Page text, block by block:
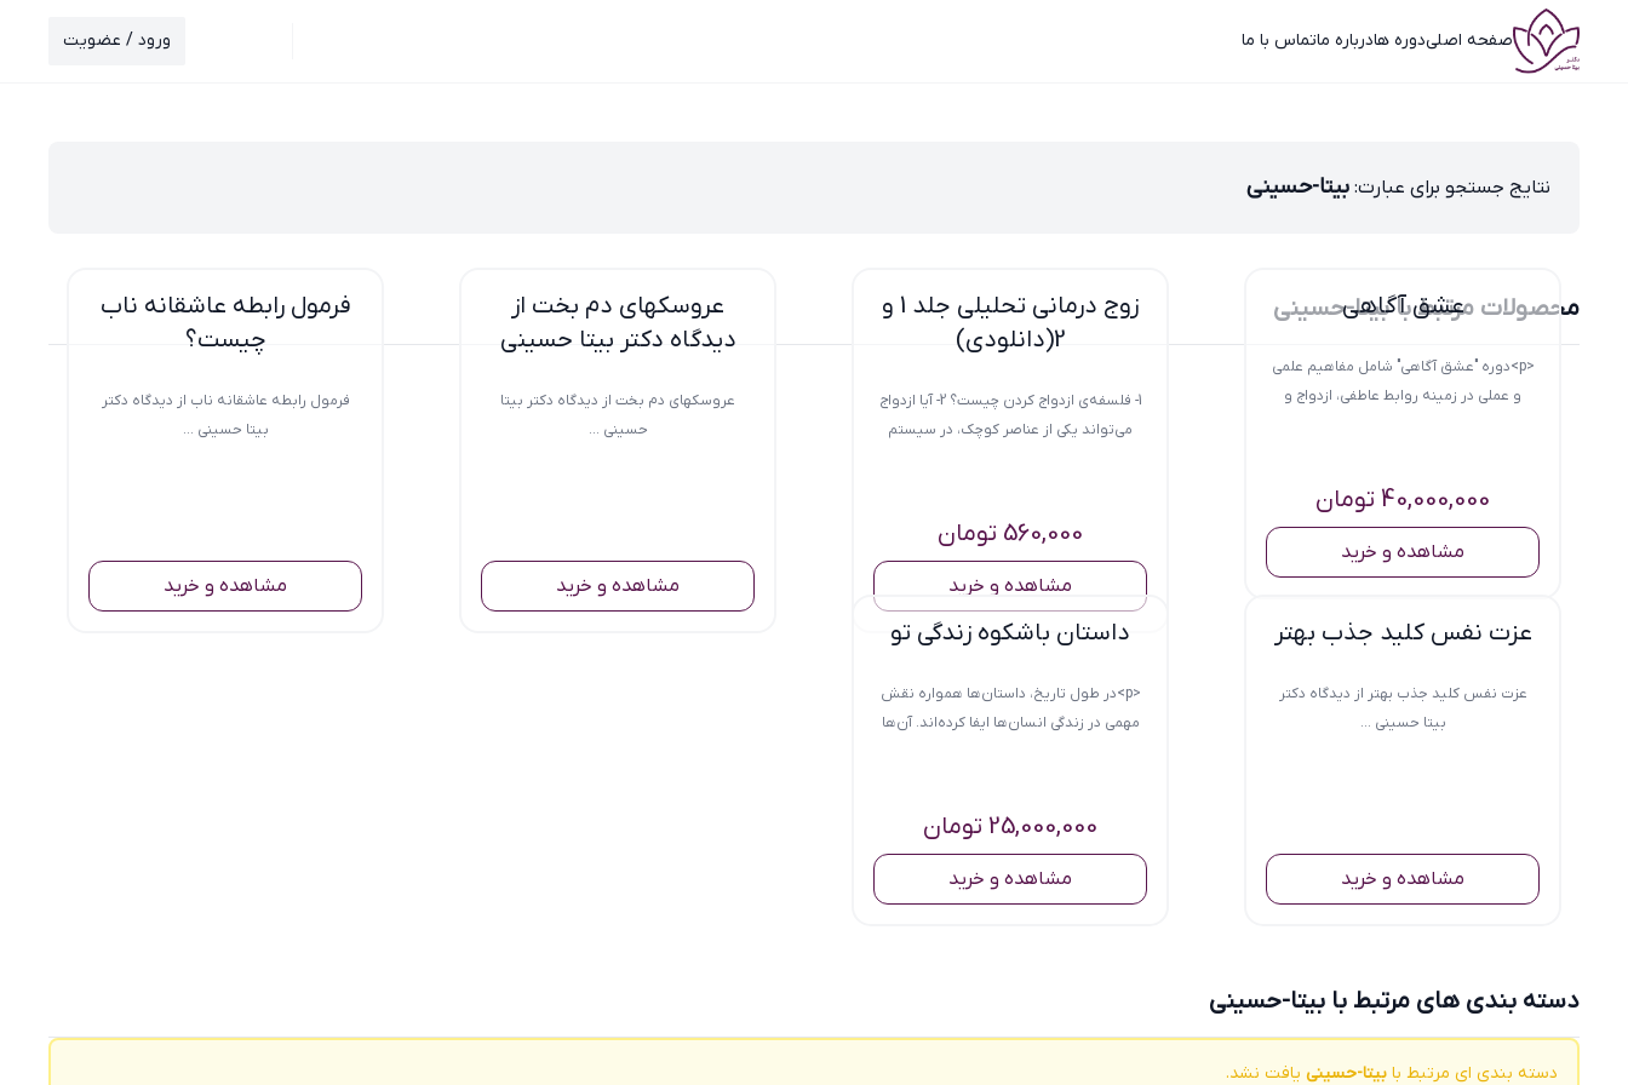
صفحه اصلیدوره هادرباره ماتماس با ما ورود / عضویت
نتایج جستجو برای عبارت: بیتا-حسینی
محصولات مرتبط با بیتا-حسینی
عشق آگاهی
<p>دوره "عشق آگاهی" شامل مفاهیم علمی
و عملی در زمینه روابط عاطفی، ازدواج و
40,000,000 تومان
مشاهده و خرید
زوج درمانی تحلیلی جلد 1 و
2(دانلودی)
1- فلسفه‌ی ازدواج کردن چیست؟ 2- آیا ازدواج
می‌تواند یکی از عناصر کوچک، در سیستم
560,000 تومان
مشاهده و خرید
عروسکهای دم بخت از
دیدگاه دکتر بیتا حسینی
عروسکهای دم بخت از دیدگاه دکتر بیتا
حسینی ...
مشاهده و خرید
فرمول رابطه عاشقانه ناب
چیست؟
فرمول رابطه عاشقانه ناب از دیدگاه دکتر
بیتا حسینی ...
مشاهده و خرید
عزت نفس کلید جذب بهتر
عزت نفس کلید جذب بهتر از دیدگاه دکتر
بیتا حسینی ...
مشاهده و خرید
داستان باشکوه زندگی تو
<p>در طول تاریخ، داستان‌ها همواره نقش
مهمی در زندگی انسان‌ها ایفا کرده‌اند. آن‌ها
25,000,000 تومان
مشاهده و خرید
دسته بندی های مرتبط با بیتا-حسینی
دسته بندی ای مرتبط با بیتا-حسینی یافت نشد.